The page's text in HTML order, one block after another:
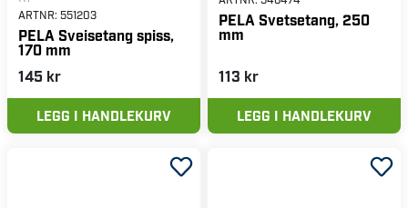
ARTNR: 551203
PELA Sveisetang spiss,
170 mm
145 kr
LEGG I HANDLEKURV
PELA Svetsetang, 250
mm
113 kr
LEGG I HANDLEKURV